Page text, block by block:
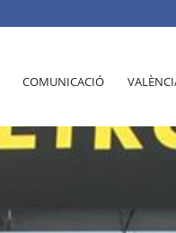
COMUNICACIÓ